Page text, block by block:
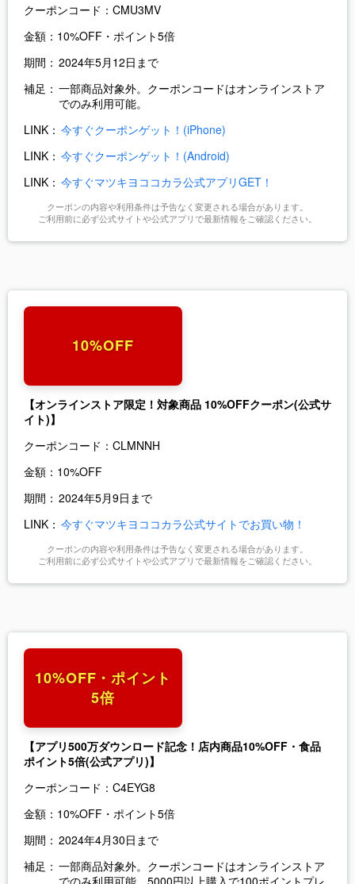
クーポンコード： CMU3MV
金額： 10%OFF・ポイント5倍
期間： 2024年5月12日まで
補足： 一部商品対象外。クーポンコードはオンラインストア
でのみ利用可能。
LINK： 今すぐクーポンゲット！(iPhone)
LINK： 今すぐクーポンゲット！(Android)
LINK： 今すぐマツキヨココカラ公式アプリGET！
クーポンの内容や利用条件は予告なく変更される場合があります。
ご利用前に必ず公式サイトや公式アプリで最新情報をご確認ください。
10%OFF
【オンラインストア限定！対象商品 10%OFFクーポン(公式サ
イト)】
クーポンコード： CLMNNH
金額： 10%OFF
期間： 2024年5月9日まで
LINK： 今すぐマツキヨココカラ公式サイトでお買い物！
クーポンの内容や利用条件は予告なく変更される場合があります。
ご利用前に必ず公式サイトや公式アプリで最新情報をご確認ください。
10%OFF・ポイント
5倍
【アプリ500万ダウンロード記念！店内商品10%OFF・食品
ポイント5倍(公式アプリ)】
クーポンコード： C4EYG8
金額： 10%OFF・ポイント5倍
期間： 2024年4月30日まで
補足： 一部商品対象外。クーポンコードはオンラインストア
でのみ利用可能。5000円以上購入で100ポイントプレ